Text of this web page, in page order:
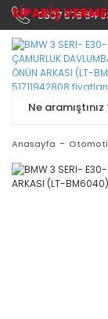
0507 576 64
Anasayfa
SİPARİŞ